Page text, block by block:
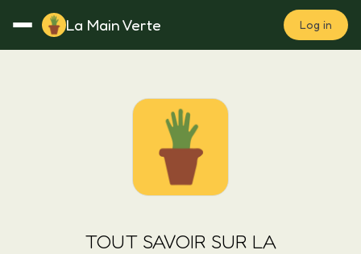
La Main Verte Log in
Notes Fertilisation
TOUT SAVOIR SUR LA